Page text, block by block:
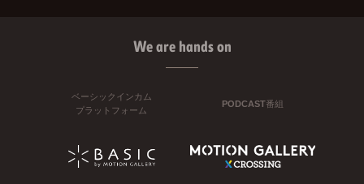
We are hands on
ベーシックインカム
プラットフォーム
PODCAST番組